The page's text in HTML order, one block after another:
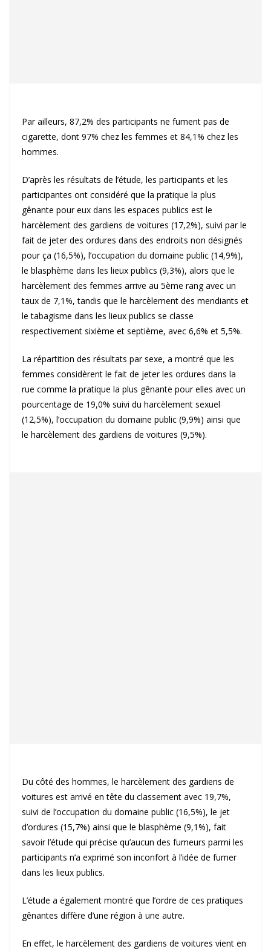
Par ailleurs, 87,2% des participants ne fument pas de
cigarette, dont 97% chez les femmes et 84,1% chez les
hommes.
D’après les résultats de l’étude, les participants et les
participantes ont considéré que la pratique la plus
gênante pour eux dans les espaces publics est le
harcèlement des gardiens de voitures (17,2%), suivi par le
fait de jeter des ordures dans des endroits non désignés
pour ça (16,5%), l’occupation du domaine public (14,9%),
le blasphème dans les lieux publics (9,3%), alors que le
harcèlement des femmes arrive au 5ème rang avec un
taux de 7,1%, tandis que le harcèlement des mendiants et
le tabagisme dans les lieux publics se classe
respectivement sixième et septième, avec 6,6% et 5,5%.
La répartition des résultats par sexe, a montré que les
femmes considèrent le fait de jeter les ordures dans la
rue comme la pratique la plus gênante pour elles avec un
pourcentage de 19,0% suivi du harcèlement sexuel
(12,5%), l’occupation du domaine public (9,9%) ainsi que
le harcèlement des gardiens de voitures (9,5%).
Du côté des hommes, le harcèlement des gardiens de
voitures est arrivé en tête du classement avec 19,7%,
suivi de l’occupation du domaine public (16,5%), le jet
d’ordures (15,7%) ainsi que le blasphème (9,1%), fait
savoir l’étude qui précise qu’aucun des fumeurs parmi les
participants n’a exprimé son inconfort à l’idée de fumer
dans les lieux publics.
L’étude a également montré que l’ordre de ces pratiques
gênantes diffère d’une région à une autre.
En effet, le harcèlement des gardiens de voitures vient en